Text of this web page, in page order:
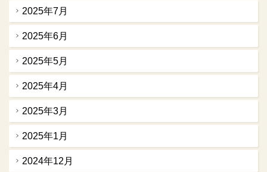
2025年7月
2025年6月
2025年5月
2025年4月
2025年3月
2025年1月
2024年12月